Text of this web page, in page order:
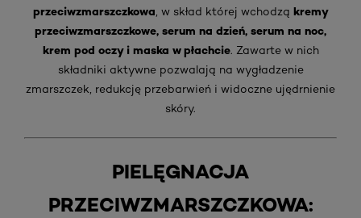
przeciwzmarszczkowa , w skład której wchodzą kremy
przeciwzmarszczkowe, serum na dzień, serum na noc,
krem pod oczy i maska w płachcie. Zawarte w nich
składniki aktywne pozwalają na wygładzenie
zmarszczek, redukcję przebarwień i widoczne ujędrnienie
skóry.
PIELĘGNACJA
PRZECIWZMARSZCZKOWA: